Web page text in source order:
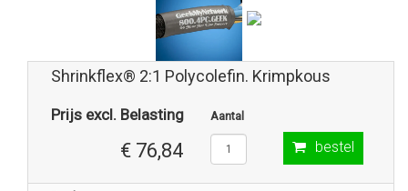
Shrinkflex® 2:1 Polycolefin. Krimpkous
Prijs excl. Belasting
€ 76,84
Aantal
bestel